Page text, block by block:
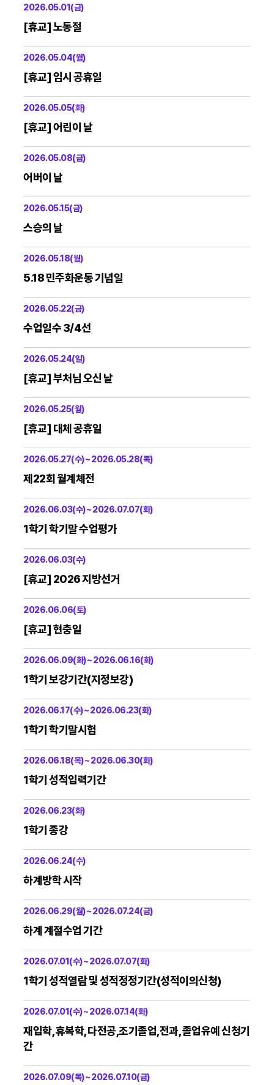
2026.05.01(금)
[휴교] 노동절
2026.05.04(월)
[휴교] 임시 공휴일
2026.05.05(화)
[휴교] 어린이 날
2026.05.08(금)
어버이 날
2026.05.15(금)
스승의 날
2026.05.18(월)
5.18 민주화운동 기념일
2026.05.22(금)
수업일수 3/4선
2026.05.24(일)
[휴교] 부처님 오신 날
2026.05.25(월)
[휴교] 대체 공휴일
2026.05.27(수) ~ 2026.05.28(목)
제22회 월계체전
2026.06.03(수) ~ 2026.07.07(화)
1학기 학기말 수업평가
2026.06.03(수)
[휴교] 2026 지방선거
2026.06.06(토)
[휴교] 현충일
2026.06.09(화) ~ 2026.06.16(화)
1학기 보강기간(지정보강)
2026.06.17(수) ~ 2026.06.23(화)
1학기 학기말시험
2026.06.18(목) ~ 2026.06.30(화)
1학기 성적입력기간
2026.06.23(화)
1학기 종강
2026.06.24(수)
하계방학 시작
2026.06.29(월) ~ 2026.07.24(금)
하계 계절수업 기간
2026.07.01(수) ~ 2026.07.07(화)
1학기 성적열람 및 성적정정기간(성적이의신청)
2026.07.01(수) ~ 2026.07.14(화)
재입학, 휴복학, 다전공,조기졸업,전과, 졸업유예 신청기
간
2026.07.09(목) ~ 2026.07.10(금)